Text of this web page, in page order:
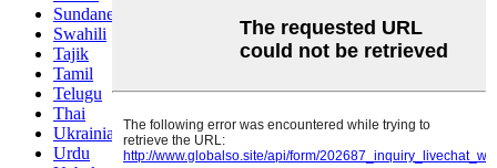
Sundanese
Swahili
Tajik
Tamil
Telugu
Thai
Ukrainian
Urdu